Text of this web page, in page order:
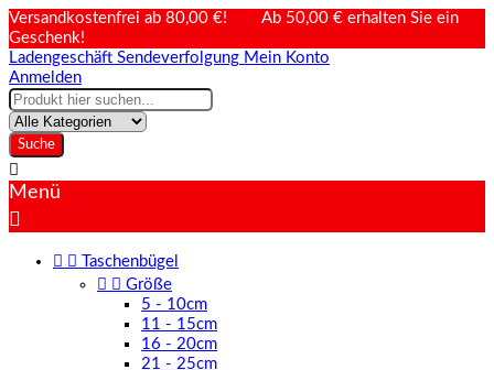
Versandkostenfrei ab 80,00 €! Ab 50,00 € erhalten Sie ein
Geschenk!
Ladengeschäft Sendeverfolgung Mein Konto
Anmelden
Suche

Menü

 
Taschenbügel
  Größe
5 - 10cm
11 - 15cm
16 - 20cm
21 - 25cm